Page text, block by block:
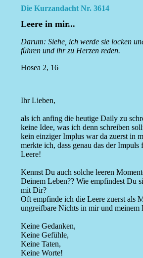
Die Kurzandacht Nr. 3614
Leere in mir...
Darum: Siehe, ich werde sie locken
führen und ihr zu Herzen reden.
Hosea 2, 16
Ihr Lieben,
als ich anfing die heutige Daily zu
keine Idee, was ich denn schreiben
kein einziger Implus war da zuerst in
merkte ich, dass genau das der Impuls
Leere!
Kennst Du auch solche leeren
Deinem Leben?? Wie empfindest Du
mit Dir?
Oft empfinde ich die Leere zuerst als
ungreifbare Nichts in mir und meinem
Keine Gedanken,
Keine Gefühle,
Keine Taten,
Keine Worte!